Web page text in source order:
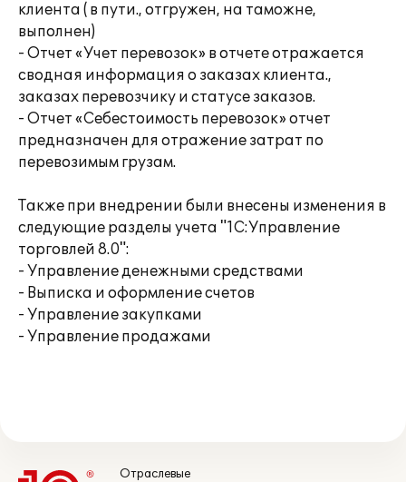
клиента ( в пути., отгружен, на таможне,
выполнен)
- Отчет «Учет перевозок» в отчете отражается
сводная информация о заказах клиента.,
заказах перевозчику и статусе заказов.
- Отчет «Себестоимость перевозок» отчет
предназначен для отражение затрат по
перевозимым грузам.
Также при внедрении были внесены изменения в
следующие разделы учета "1С:Управление
торговлей 8.0":
- Управление денежными средствами
- Выписка и оформление счетов
- Управление закупками
- Управление продажами
Отраслевые